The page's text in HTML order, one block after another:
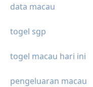
data macau
togel sgp
togel macau hari ini
pengeluaran macau